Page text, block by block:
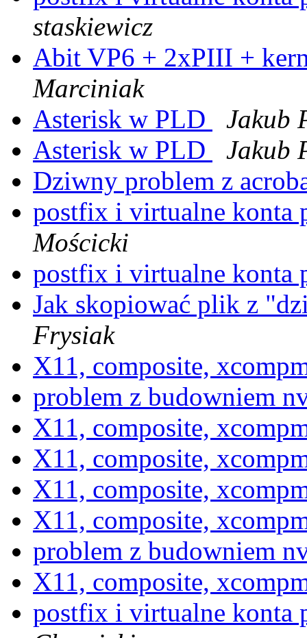
staskiewicz
Abit VP6 + 2xPIII +
Marciniak
Asterisk w PLD
Jakub
Asterisk w PLD
Jakub
Dziwny problem z
postfix i virtualne konta
Mościcki
postfix i virtualne konta
Jak skopiować plik z
Frysiak
X11, composite,
problem z budowniem
X11, composite,
X11, composite,
X11, composite,
X11, composite,
problem z budowniem
X11, composite,
postfix i virtualne konta